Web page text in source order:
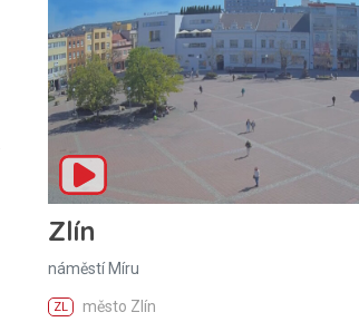
Zlín
náměstí Míru
ZL město Zlín